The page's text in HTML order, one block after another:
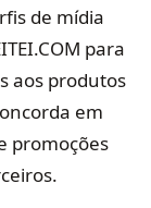
de mídia
para
aos produtos
em
promoções